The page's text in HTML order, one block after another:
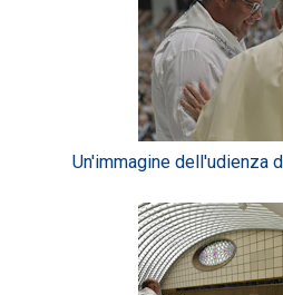
Un'immagine dell'udienza